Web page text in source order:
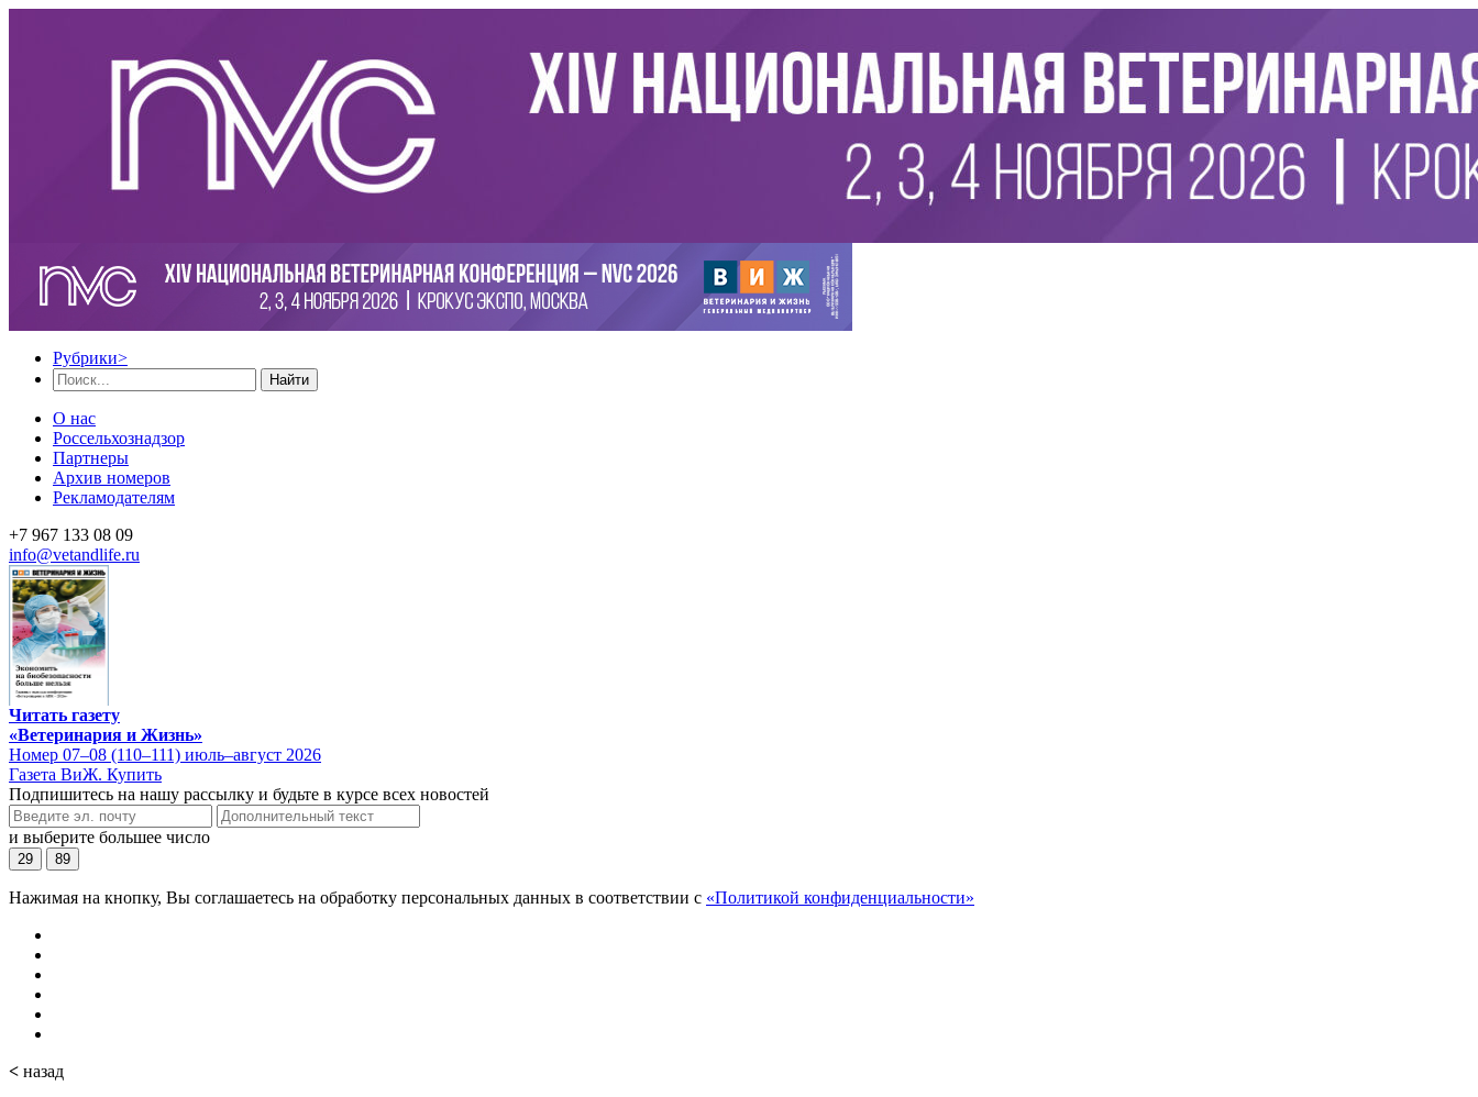
Рубрики>
Найти
О нас
Россельхознадзор
Партнеры
Архив номеров
Рекламодателям
+7 967 133 08 09
info@vetandlife.ru
Читать газету
«Ветеринария и Жизнь»
Номер 07–08 (110–111) июль–август 2026
Газета ВиЖ. Купить
Подпишитесь на нашу рассылку и будьте в курсе всех новостей
и выберите большее число
29 89
Нажимая на кнопку, Вы соглашаетесь на обработку персональных данных в соответствии с «Политикой конфиденциальности»
< назад